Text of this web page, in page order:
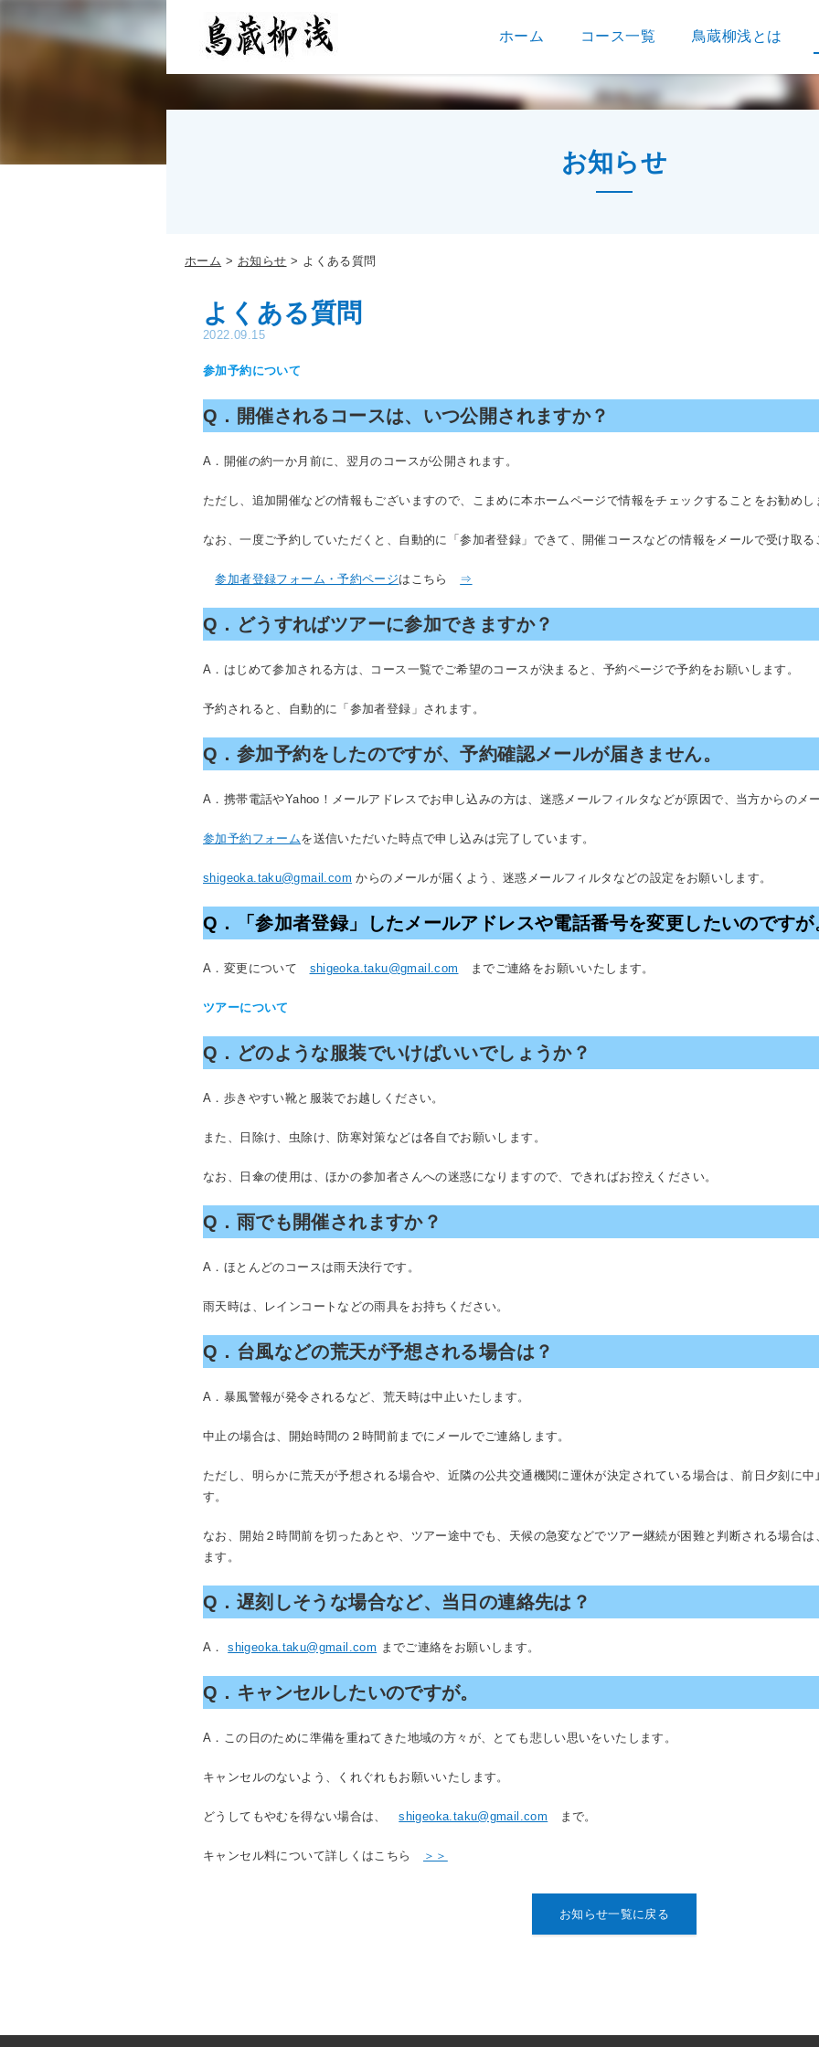
ホーム コース一覧 鳥蔵柳浅とは
お知らせ
ホーム お知らせ よくある質問
よくある質問
2022.09.15
参加予約について
Q．開催されるコースは、いつ公開されますか？
A．開催の約一か月前に、翌月のコースが公開されます。
ただし、追加開催などの情報もございますので、こまめに本ホームページで情報をチェックすることをお勧めし
なお、一度ご予約していただくと、自動的に「参加者登録」できて、開催コースなどの情報をメールで受け取
参加者登録フォーム・予約ページはこちら ⇒
Q．どうすればツアーに参加できますか？
A．はじめて参加される方は、コース一覧でご希望のコースが決まると、予約ページで予約をお願いします。
予約されると、自動的に「参加者登録」されます。
Q．参加予約をしたのですが、予約確認メールが届きません。
A．携帯電話やYahoo！メールアドレスでお申し込みの方は、迷惑メールフィルタなどが原因で、当方からのメ
参加予約フォームを送信いただいた時点で申し込みは完了しています。
shigeoka.taku@gmail.com からのメールが届くよう、迷惑メールフィルタなどの設定をお願いします。
Q．「参加者登録」したメールアドレスや電話番号を変更したいのですが
A．変更について shigeoka.taku@gmail.com までご連絡をお願いいたします。
ツアーについて
Q．どのような服装でいけばいいでしょうか？
A．歩きやすい靴と服装でお越しください。
また、日除け、虫除け、防寒対策などは各自でお願いします。
なお、日傘の使用は、ほかの参加者さんへの迷惑になりますので、できればお控えください。
Q．雨でも開催されますか？
A．ほとんどのコースは雨天決行です。
雨天時は、レインコートなどの雨具をお持ちください。
Q．台風などの荒天が予想される場合は？
A．暴風警報が発令されるなど、荒天時は中止いたします。
中止の場合は、開始時間の２時間前までにメールでご連絡します。
ただし、明らかに荒天が予想される場合や、近隣の公共交通機関に運休が決定されている場合は、前日夕刻に
す。
なお、開始２時間前を切ったあとや、ツアー途中でも、天候の急変などでツアー継続が困難と判断される場合
ます。
Q．遅刻しそうな場合など、当日の連絡先は？
A．shigeoka.taku@gmail.com までご連絡をお願いします。
Q．キャンセルしたいのですが。
A．この日のために準備を重ねてきた地域の方々が、とても悲しい思いをいたします。
キャンセルのないよう、くれぐれもお願いいたします。
どうしてもやむを得ない場合は、shigeoka.taku@gmail.com まで。
キャンセル料について詳しくはこちら ＞＞
お知らせ一覧に戻る